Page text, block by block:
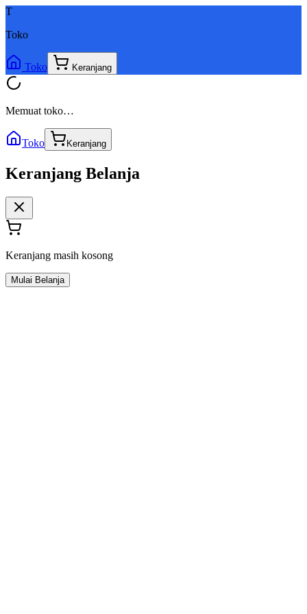
T
Toko
Toko Keranjang
Memuat toko…
Toko Keranjang
Keranjang Belanja
Keranjang masih kosong
Mulai Belanja